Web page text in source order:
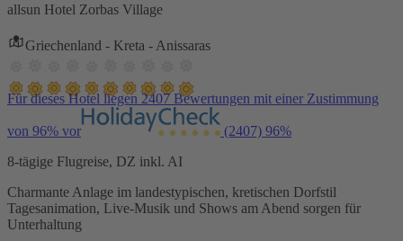
allsun Hotel Zorbas Village
Griechenland - Kreta - Anissaras
Für dieses Hotel liegen 2407 Bewertungen mit einer Zustimmung
von 96% vor (2407) 96%
8-tägige Flugreise, DZ inkl. AI
Charmante Anlage im landestypischen, kretischen Dorfstil
Tagesanimation, Live-Musik und Shows am Abend sorgen für
Unterhaltung